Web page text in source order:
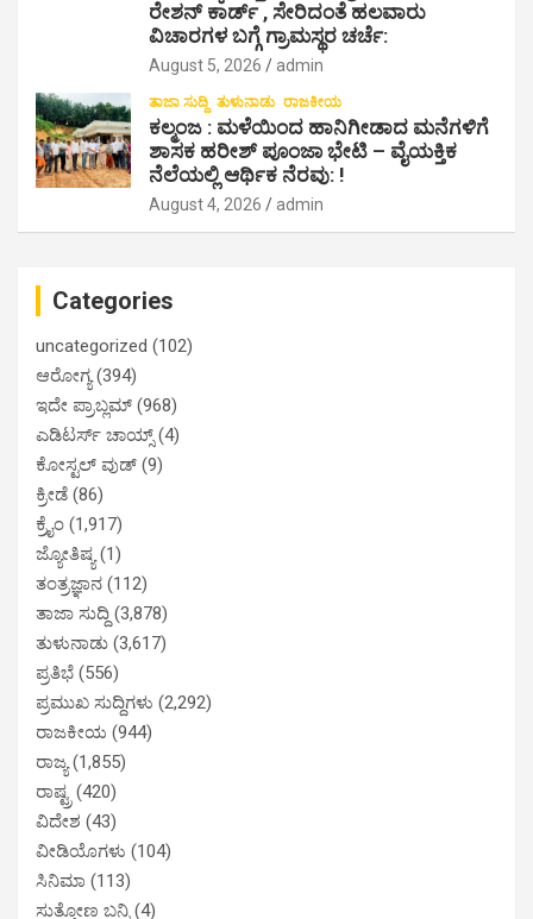
ರೇಶನ್ ಕಾರ್ಡ್ , ಸೇರಿದಂತೆ ಹಲವಾರು
ವಿಚಾರಗಳ ಬಗ್ಗೆ ಗ್ರಾಮಸ್ಥರ ಚರ್ಚೆ:
August 5, 2026 admin
ತಾಜಾ ಸುದ್ದಿ ತುಳುನಾಡು ರಾಜಕೀಯ
ಕಲ್ಮಂಜ : ಮಳೆಯಿಂದ ಹಾನಿಗೀಡಾದ ಮನೆಗಳಿಗೆ
ಶಾಸಕ ಹರೀಶ್ ಪೂಂಜಾ ಭೇಟಿ – ವೈಯಕ್ತಿಕ
ನೆಲೆಯಲ್ಲಿ ಆರ್ಥಿಕ‌ ನೆರವು: !
August 4, 2026 admin
Categories
uncategorized (102)
ಆರೋಗ್ಯ(394)
ಇದೇ ಪ್ರಾಬ್ಲಮ್ (968)
ಎಡಿಟರ್ಸ್ ಚಾಯ್ಸ್(4)
ಕೋಸ್ಟಲ್ ವುಡ್ (9)
ಕ್ರೀಡೆ (86)
ಕ್ರೈಂ (1,917)
ಜ್ಯೋತಿಷ್ಯ(1)
ತಂತ್ರಜ್ಞಾನ (112)
ತಾಜಾ ಸುದ್ದಿ (3,878)
ತುಳುನಾಡು (3,617)
ಪ್ರತಿಭೆ (556)
ಪ್ರಮುಖ ಸುದ್ದಿಗಳು (2,292)
ರಾಜಕೀಯ (944)
ರಾಜ್ಯ(1,855)
ರಾಷ್ಟ್ರ (420)
ವಿದೇಶ (43)
ವೀಡಿಯೊಗಳು (104)
ಸಿನಿಮಾ (113)
ಸುತ್ತೋಣ ಬನ್ನಿ(4)